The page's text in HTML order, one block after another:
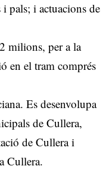
pals; i actuacions de
milions, per a la
en el tram comprés
Es desenvolupa
de Cullera,
de Cullera i
Cullera.